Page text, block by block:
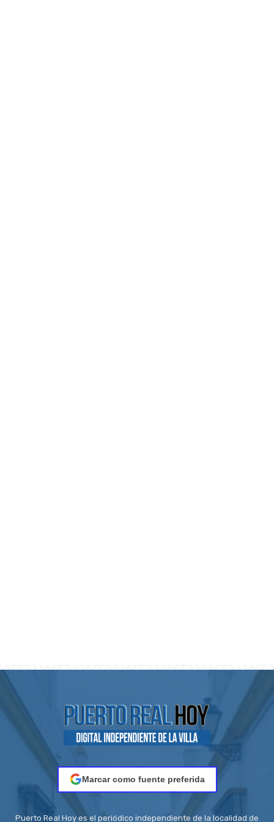
Marcar como fuente preferida
Puerto Real Hoy es el periódico independiente de la localidad de